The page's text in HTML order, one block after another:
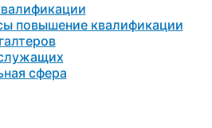
повышение квалификации
сфера